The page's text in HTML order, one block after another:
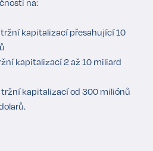
na:
tržní kapitalizací přesahující 10
kapitalizací 2 až 10 miliard
tržní kapitalizací od 300 miliónů